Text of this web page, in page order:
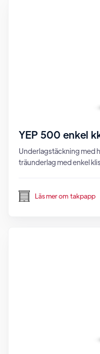
YEP 500 enkel
Underlagstäckning med
träunderlag med enkel
Läs mer om takpapp